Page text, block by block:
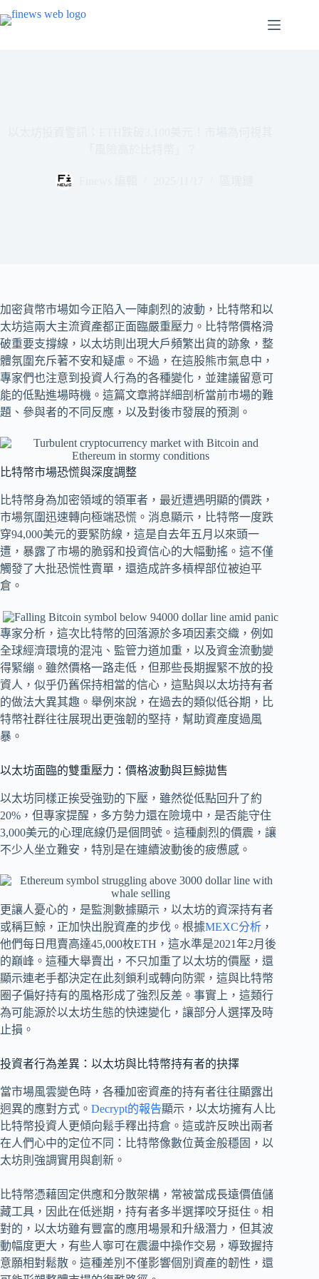
至
加密貨幣市場如今正陷入一陣劇烈的波動，比特幣和以
太坊這兩大主流資產都正面臨嚴重壓力。比特幣價格滑
破重要支撐線，以太坊則出現大戶頻繁出貨的跡象，整
體氛圍充斥著不安和疑慮。不過，在這股熊市氣息中，
專家們也注意到投資人行為的各種變化，並建議留意可
能的低點進場時機。這篇文章將詳細剖析當前市場的難
題、參與者的不同反應，以及對後市發展的預測。
比特幣市場恐慌與深度調整
比特幣身為加密領域的領軍者，最近遭遇明顯的價跌，
市場氛圍迅速轉向極端恐慌。消息顯示，比特幣一度跌
穿94,000美元的要緊防線，這是自去年五月以來頭一
遭，暴露了市場的脆弱和投資信心的大幅動搖。這不僅
觸發了大批恐慌性賣單，還造成許多槓桿部位被迫平
倉。
專家分析，這次比特幣的回落源於多項因素交織，例如
全球經濟環境的混沌、監管力道加重，以及資金流動變
得緊繃。雖然價格一路走低，但那些長期握緊不放的投
資人，似乎仍舊保持相當的信心，這點與以太坊持有者
的做法大異其趣。舉例來說，在過去的類似低谷期，比
特幣社群往往展現出更強韌的堅持，幫助資產度過風
暴。
以太坊面臨的雙重壓力：價格波動與巨鯨拋售
以太坊同樣正挨受強勁的下壓，雖然從低點回升了約
20%，但專家提醒，多方勢力還在險境中，是否能守住
3,000美元的心理底線仍是個問號。這種劇烈的價震，讓
不少人坐立難安，特別是在連續波動後的疲憊感。
更讓人憂心的，是監測數據顯示，以太坊的資深持有者
或稱巨鯨，正加快出脫資產的步伐。根據MEXC分析 ，
他們每日甩賣高達45,000枚ETH，這水準是2021年2月後
的巔峰。這種大舉賣出，不只加重了以太坊的價壓，還
顯示連老手都決定在此刻鎖利或轉向防禦，這與比特幣
圈子偏好持有的風格形成了強烈反差。事實上，這類行
為可能源於以太坊生態的快速變化，讓部分人選擇及時
止損。
投資者行為差異：以太坊與比特幣持有者的抉擇
當市場風雲變色時，各種加密資產的持有者往往顯露出
迥異的應對方式。 Decrypt的報告顯示，以太坊擁有人比
比特幣投資人更傾向鬆手釋出持倉。這或許反映出兩者
在人們心中的定位不同：比特幣像數位黃金般穩固，以
太坊則強調實用與創新。
比特幣憑藉固定供應和分散架構，常被當成長遠價值儲
藏工具，因此在低迷期，持有者多半選擇咬牙挺住。相
對的，以太坊雖有豐富的應用場景和升級潛力，但其波
動幅度更大，有些人寧可在震盪中操作交易，導致握持
意願相對鬆散。這種差別不僅影響個別資產的韌性，還